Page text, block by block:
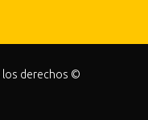
los derechos ©